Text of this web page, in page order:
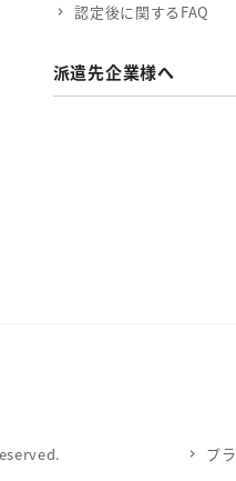
認定後に関するFAQ
派遣先企業様へ
プ